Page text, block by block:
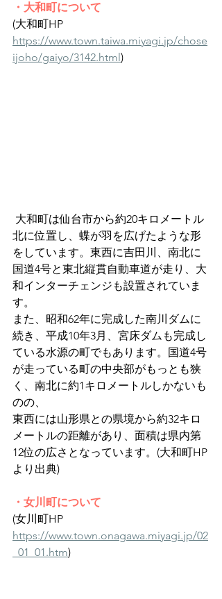
・大和町について
(大和町HP
https://www.town.taiwa.miyagi.jp/chose
ijoho/gaiyo/3142.html)
北に位置し、蝶が羽を広げたような形
をしています。東西に吉田川、南北に
国道4号と東北縦貫自動車道が走り、大
和インターチェンジも設置されていま
す。
また、昭和62年に完成した南川ダムに
続き、平成10年3月、宮床ダムも完成し
ている水源の町でもあります。国道4号
が走っている町の中央部がもっとも狭
く、南北に約1キロメートルしかないも
のの、
東西には山形県との県境から約32キロ
メートルの距離があり、面積は県内第
12位の広さとなっています。(大和町HP
より出典)
・女川町について
(女川町HP
https://www.town.onagawa.miyagi.jp/02
_01_01.htm)